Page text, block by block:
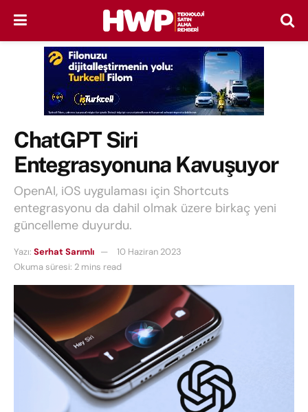
ChatGPT Siri
Entegrasyonuna Kavuşuyor
OpenAI, iOS uygulaması için Shortcuts
entegrasyonu da dahil olmak üzere birkaç yeni
güncelleme duyurdu.
Yazı: Serhat Sarımlı
10 Haziran 2023
Okuma süresi: 2 mins read